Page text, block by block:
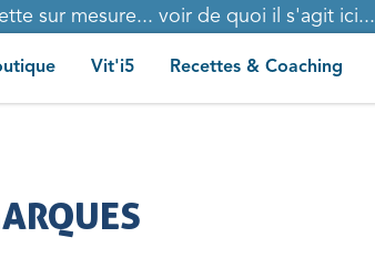
sur mesure... voir de quoi il s'agit ici...
Vit'i5 Recettes & Coaching